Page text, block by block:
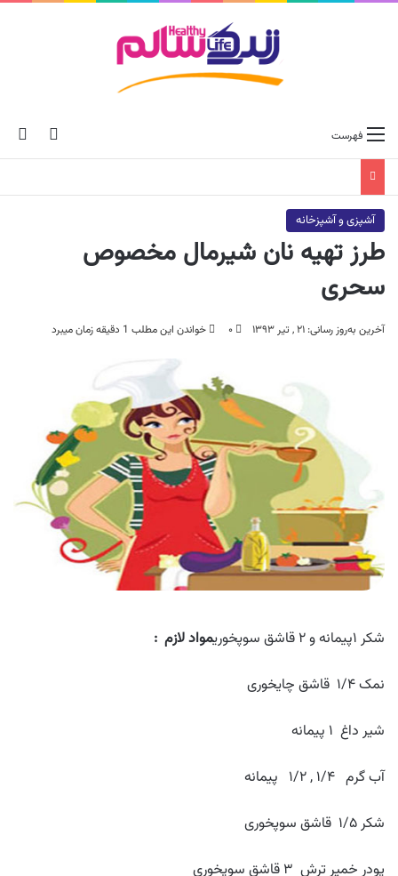
skin فهرست
آشپزی و آشپزخانه
طرز تهیه نان شیرمال مخصوص
سحری
آخرین به‌روز رسانی: ۲۱ , تیر ۱۳۹۳ ۰ خواندن این مطلب 1 دقیقه زمان میبرد
شکر ۱پیمانه و ۲ قاشق سوپخوری مواد لازم :
نمک ۱/۴ قاشق چایخوری
شیر داغ ۱ پیمانه
آب گرم ۱/۴ , ۱/۲ پیمانه
شکر ۱/۵ قاشق سوپخوری
پودر خمیر ترش ۳ قاشق سوپخوری